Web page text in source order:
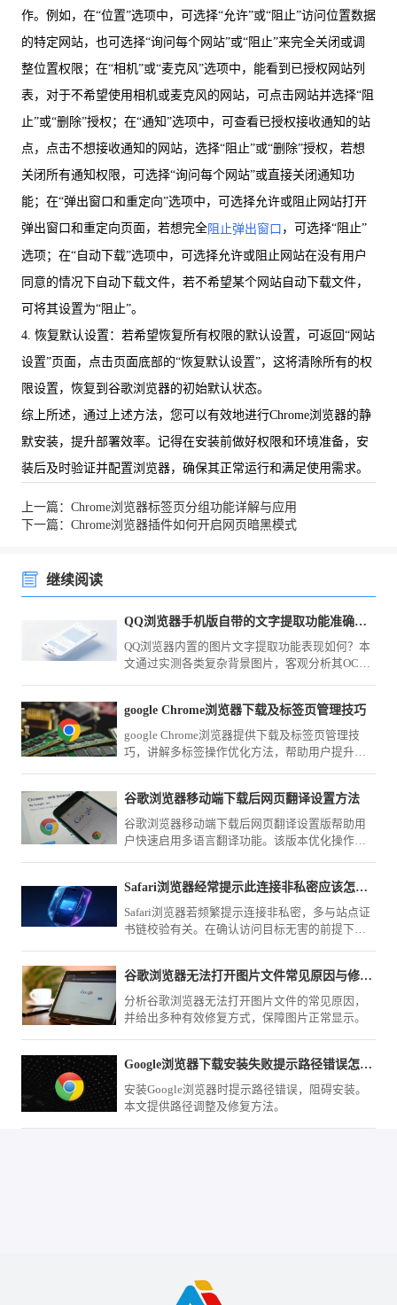
作。例如，在“位置”选项中，可选择“允许”或“阻止”访问位置数据
的特定网站，也可选择“询问每个网站”或“阻止”来完全关闭或调
整位置权限；在“相机”或“麦克风”选项中，能看到已授权网站列
表，对于不希望使用相机或麦克风的网站，可点击网站并选择“阻
止”或“删除”授权；在“通知”选项中，可查看已授权接收通知的站
点，点击不想接收通知的网站，选择“阻止”或“删除”授权，若想
关闭所有通知权限，可选择“询问每个网站”或直接关闭通知功
能；在“弹出窗口和重定向”选项中，可选择允许或阻止网站打开
弹出窗口和重定向页面，若想完全阻止弹出窗口 ，可选择“阻止”
选项；在“自动下载”选项中，可选择允许或阻止网站在没有用户
同意的情况下自动下载文件，若不希望某个网站自动下载文件，
可将其设置为“阻止”。
4. 恢复默认设置：若希望恢复所有权限的默认设置，可返回“网站
设置”页面，点击页面底部的“恢复默认设置”，这将清除所有的权
限设置，恢复到谷歌浏览器的初始默认状态。
综上所述，通过上述方法，您可以有效地进行Chrome浏览器的静
默安装，提升部署效率。记得在安装前做好权限和环境准备，安
装后及时验证并配置浏览器，确保其正常运行和满足使用需求。
上一篇：Chrome浏览器标签页分组功能详解与应用
下一篇：Chrome浏览器插件如何开启网页暗黑模式
继续阅读
QQ浏览器手机版自带的文字提取功能准确率高吗评测
QQ浏览器内置的图片文字提取功能表现如何？本
文通过实测各类复杂背景图片，客观分析其OCR
google Chrome浏览器下载及标签页管理技巧
google Chrome浏览器提供下载及标签页管理技
巧，讲解多标签操作优化方法，帮助用户提升浏
谷歌浏览器移动端下载后网页翻译设置方法
谷歌浏览器移动端下载后网页翻译设置版帮助用
户快速启用多语言翻译功能。该版本优化操作流
Safari浏览器经常提示此连接非私密应该怎么强制进入
Safari浏览器若频繁提示连接非私密，多与站点证
书链校验有关。在确认访问目标无害的前提下，
谷歌浏览器无法打开图片文件常见原因与修复方式
分析谷歌浏览器无法打开图片文件的常见原因，
并给出多种有效修复方式，保障图片正常显示。
Google浏览器下载安装失败提示路径错误怎么办
安装Google浏览器时提示路径错误，阻碍安装。
本文提供路径调整及修复方法。